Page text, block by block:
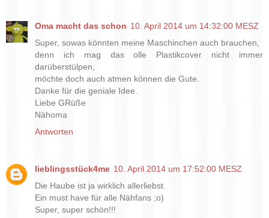
Oma macht das schon 10. April 2014 um 14:32:00 MESZ
Super, sowas könnten meine Maschinchen auch brauchen,
denn ich mag das olle Plastikcover nicht immer
darüberstülpen,
möchte doch auch atmen können die Gute.
Danke für die geniale Idee.
Liebe GRüße
Nähoma
Antworten
lieblingsstück4me 10. April 2014 um 17:52:00 MESZ
Die Haube ist ja wirklich allerliebst.
Ein must have für alle Nähfans ;o)
Super, super schön!!!